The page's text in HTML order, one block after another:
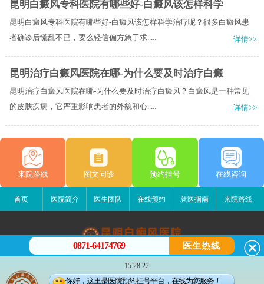
昆明白癜风专科医院有哪些好-白癜风该怎样科学
昆明白癜风专科医院有哪些好-白癜风该怎样科学治疗呢？很多白癜风患
者确诊后慌乱不已，要么轻信偏方急于求.....
详情>>
昆明治疗白癜风医院在哪-为什么要及时治疗白癜
昆明治疗白癜风医院在哪-为什么要及时治疗白癜风？白癜风是一种常见
的皮肤疾病，它严重影响患者的外貌和心.....
详情>>
来院路线 图文问诊 预约挂号 在线咨询
首页 医院简介 医生团队 在线预约 就医指南 来院路线
昆明白癜风医院
昆明市五华区护国路2号
版权所有：昆明白癜风医院
0871-64174769 医生热线
15:28:22
你好，这里是医院预约挂号平台，在线为您服务！